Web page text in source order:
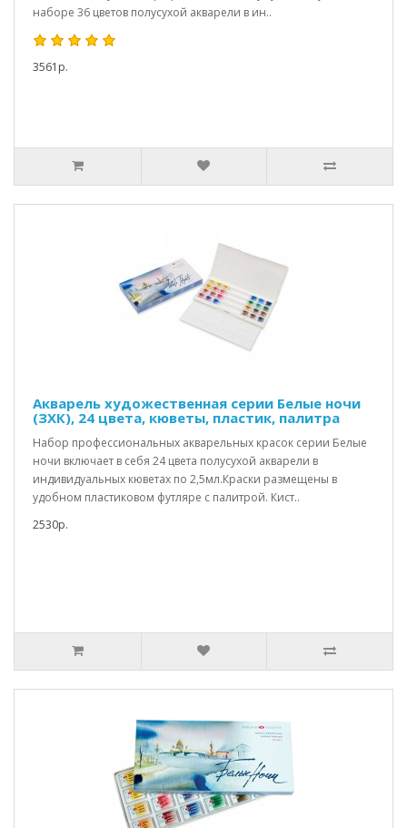
наборе 36 цветов полусухой акварели в ин..
3561р.
Акварель художественная серии Белые ночи
(ЗХК), 24 цвета, кюветы, пластик, палитра
Набор профессиональных акварельных красок серии Белые
ночи включает в себя 24 цвета полусухой акварели в
индивидуальных кюветах по 2,5мл.Краски размещены в
удобном пластиковом футляре с палитрой. Кист..
2530р.